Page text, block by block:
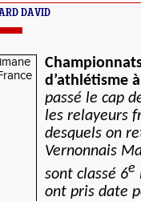
DAVID
d’athlétisme
passé le cap
les relayeurs
desquels on
Vernonnais
sont classé 6e
ont pris date